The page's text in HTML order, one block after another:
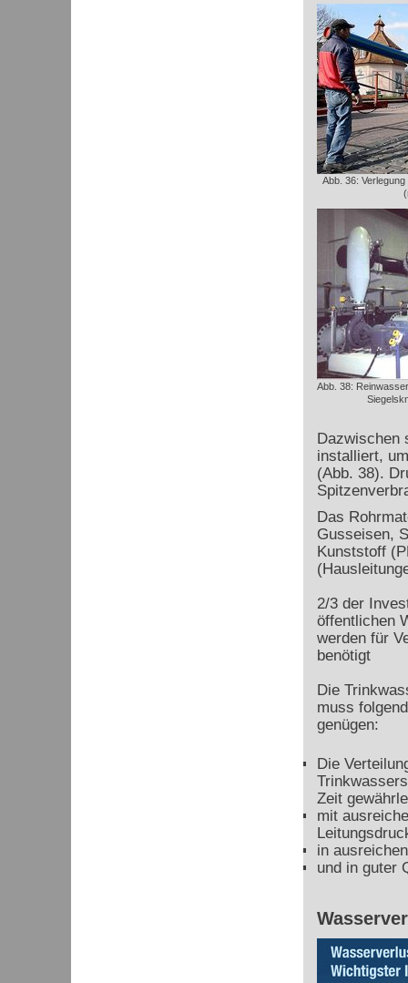
Abb. 36:
Abb. 38:
Dazwischen
installiert,
(Abb. 38).
Das
Gusseisen,
Kunststoff
2/3 der
öffentlichen
werden für
benötigt
Die
muss
genügen:
Die
Zeit
mit
in
und in guter